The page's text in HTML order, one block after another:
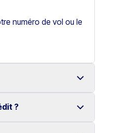
numéro de vol ou le
de véhicules
?